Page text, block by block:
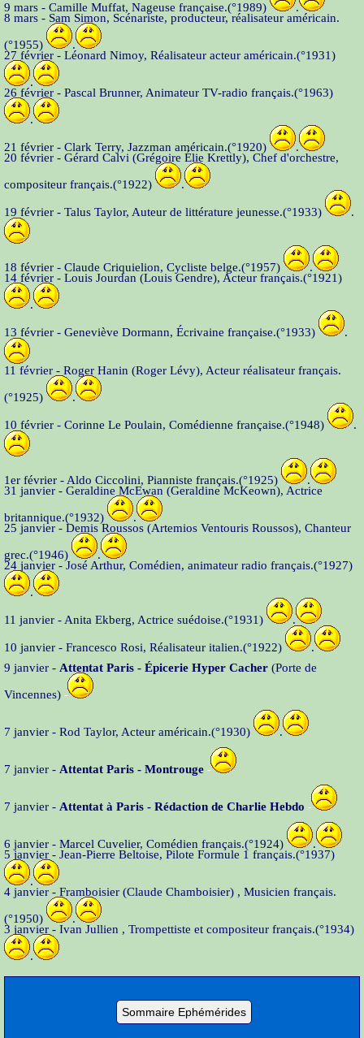
9 mars - Camille Muffat, Nageuse française.(°1989)
.
8 mars - Sam Simon, Scénariste, producteur, réalisateur américain.
(°1955)
.
27 février - Léonard Nimoy, Réalisateur acteur américain.(°1931)
.
26 février - Pascal Brunner, Animateur TV-radio français.(°1963)
.
21 février - Clark Terry, Jazzman américain.(°1920)
.
20 février - Gérard Calvi (Grégoire Élie Krettly), Chef d'orchestre,
compositeur français.(°1922) .
19 février - Talus Taylor, Auteur de littérature jeunesse.(°1933) .
18 février - Claude Criquielion, Cycliste belge.(°1957)
.
14 février - Louis Jourdan (Louis Gendre), Acteur français.(°1921)
.
13 février - Geneviève Dormann, Écrivaine française.(°1933) .
11 février - Roger Hanin (Roger Lévy), Acteur réalisateur français.
(°1925) .
10 février - Corinne Le Poulain, Comédienne française.(°1948) .
1er février - Aldo Ciccolini, Pianniste français.(°1925)
.
31 janvier - Geraldine McEwan (Geraldine McKeown), Actrice
britannique.(°1932)
.
25 janvier - Demis Roussos (Artemios Ventouris Roussos), Chanteur
grec.(°1946)
.
24 janvier - José Arthur, Comédien, animateur radio français.(°1927)
.
11 janvier - Anita Ekberg, Actrice suédoise.(°1931) .
10 janvier - Francesco Rosi, Réalisateur italien.(°1922)
.
9 janvier - Attentat Paris - Épicerie Hyper Cacher (Porte de
Vincennes) -
7 janvier - Rod Taylor, Acteur américain.(°1930) .
7 janvier - Attentat Paris - Montrouge -
7 janvier - Attentat à Paris - Rédaction de Charlie Hebdo -
6 janvier - Marcel Cuvelier, Comédien français.(°1924)
.
5 janvier - Jean-Pierre Beltoise, Pilote Formule 1 français.(°1937)
.
4 janvier - Framboisier (Claude Chamboisier) , Musicien français.
(°1950)
.
3 janvier - Ivan Jullien , Trompettiste et compositeur français.(°1934)
.